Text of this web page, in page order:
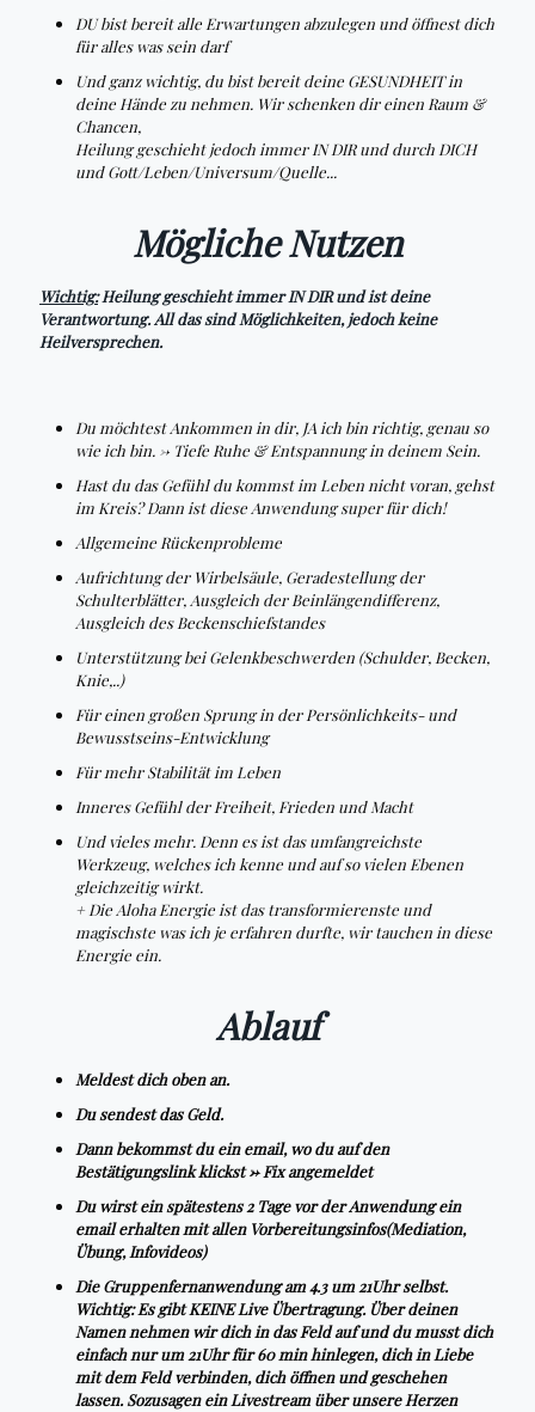
DU bist bereit alle Erwartungen abzulegen und öffnest dich
für alles was sein darf
Und ganz wichtig, du bist bereit deine GESUNDHEIT in
deine Hände zu nehmen. Wir schenken dir einen Raum &
Chancen,
Heilung geschieht jedoch immer IN DIR und durch DICH
und Gott/Leben/Universum/Quelle...
Mögliche Nutzen
Wichtig:Heilung geschieht immer IN DIR und ist deine
Verantwortung. All das sind Möglichkeiten, jedoch keine
Heilversprechen.
Du möchtest Ankommen in dir, JA ich bin richtig, genau so
wie ich bin. -> Tiefe Ruhe & Entspannung in deinem Sein.
Hast du das Gefühl du kommst im Leben nicht voran, gehst
im Kreis? Dann ist diese Anwendung super für dich!
Allgemeine Rückenprobleme
Aufrichtung der Wirbelsäule, Geradestellung der
Schulterblätter, Ausgleich der Beinlängendifferenz,
Ausgleich des Beckenschiefstandes
Unterstützung bei Gelenkbeschwerden (Schulder, Becken,
Knie,..)
Für einen großen Sprung in der Persönlichkeits- und
Bewusstseins-Entwicklung
Für mehr Stabilität im Leben
Inneres Gefühl der Freiheit, Frieden und Macht
Und vieles mehr. Denn es ist das umfangreichste
Werkzeug, welches ich kenne und auf so vielen Ebenen
gleichzeitig wirkt.
+ Die Aloha Energie ist das transformierenste und
magischste was ich je erfahren durfte, wir tauchen in diese
Energie ein.
Ablauf
Meldest dich oben an.
Du sendest das Geld.
Dann bekommst du ein email, wo du auf den
Bestätigungslink klickst -> Fix angemeldet
Du wirst ein spätestens 2 Tage vor der Anwendung ein
email erhalten mit allen Vorbereitungsinfos(Mediation,
Übung, Infovideos)
Die Gruppenfernanwendung am 4.3 um 21Uhr selbst.
Wichtig: Es gibt KEINE Live Übertragung. Über deinen
Namen nehmen wir dich in das Feld auf und du musst dich
einfach nur um 21Uhr für 60 min hinlegen, dich in Liebe
mit dem Feld verbinden, dich öffnen und geschehen
lassen. Sozusagen ein Livestream über unsere Herzen